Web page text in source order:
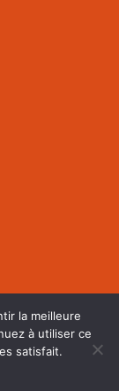
la meilleure
à utiliser ce
satisfait.